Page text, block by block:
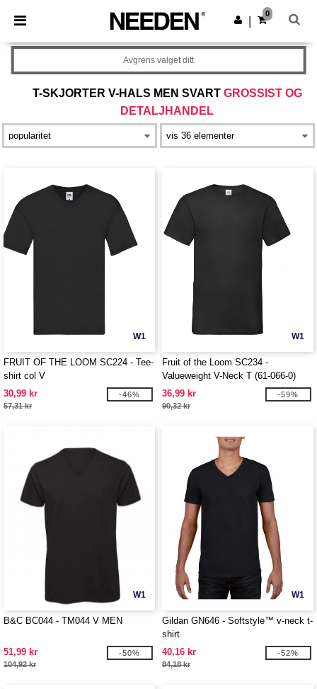
× Needen-app
Bedre priser i appen!
Last ned app
0
T-SKJORTER V-HALS MEN SVART GROSSIST OG
DETALJHANDEL
Avgrens valget ditt
W1
FRUIT OF THE LOOM SC224 - Tee-
shirt col V
30,99 kr
57,31 kr
-46%
W1
Fruit of the Loom SC234 -
Valueweight V-Neck T (61-066-0)
36,99 kr
90,32 kr
-59%
W1
B&C BC044 - TM044 V MEN
51,99 kr
104,92 kr
-50%
W1
Gildan GN646 - Softstyle™ v-neck t-
shirt
40,16 kr
84,18 kr
-52%